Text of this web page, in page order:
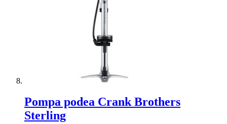
Pompa podea Crank Brothers
Sterling